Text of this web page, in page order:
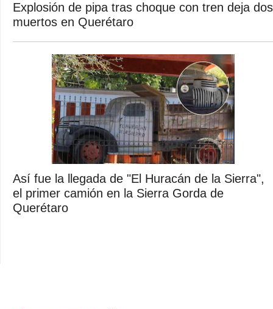
Explosión de pipa tras choque con tren deja dos
muertos en Querétaro
Así fue la llegada de "El Huracán de la Sierra",
el primer camión en la Sierra Gorda de
Querétaro